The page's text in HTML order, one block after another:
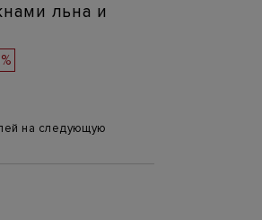
льна и
на следующую